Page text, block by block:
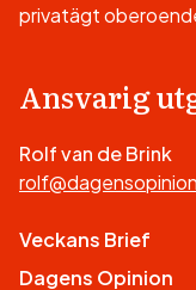
privatägt
Ansvarig
Rolf van de Brink
Veckans Brief
Dagens Opinion